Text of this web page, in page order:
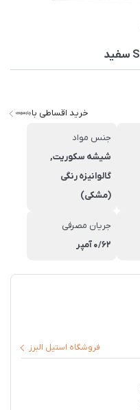
خرید اقساطی با
جنس مواد
شیشه سکوریت,
گالوانیزه رنگی
(مشکی)
جریان مصرفی
0/62 آمپر
فروشگاه استیل البرز